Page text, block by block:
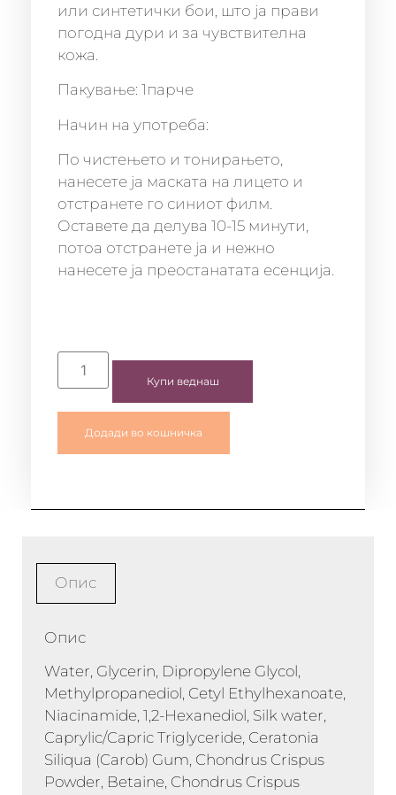
или синтетички бои, што ја прави
погодна дури и за чувствителна
кожа.
Пакување: 1парче
Начин на употреба:
По чистењето и тонирањето,
нанесете ја маската на лицето и
отстранете го синиот филм.
Оставете да делува 10-15 минути,
потоа отстранете ја и нежно
нанесете ја преостанатата есенција.
Купи веднаш
Додади во кошничка
Опис
Опис
Water, Glycerin, Dipropylene Glycol,
Methylpropanediol, Cetyl Ethylhexanoate,
Niacinamide, 1,2-Hexanediol, Silk water,
Caprylic/Capric Triglyceride, Ceratonia
Siliqua (Carob) Gum, Chondrus Crispus
Powder, Betaine, Chondrus Crispus